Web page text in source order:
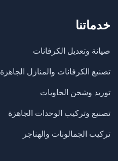
خدماتنا
صيانة وتعديل الكرفانات
تصنيع الكرفانات والمنازل الجاهزة
​توريد وشحن الحاويات
تصنيع وتركيب الوحدات الجاهزة
تركيب الجمالونات والهناجر